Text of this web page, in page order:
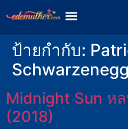
ป้ายกำกับ:
Midnight Sun ห
(2018)